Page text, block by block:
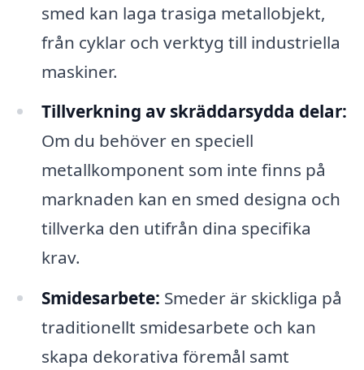
smed kan laga trasiga metallobjekt,
från cyklar och verktyg till industriella
maskiner.
Tillverkning av skräddarsydda delar:
Om du behöver en speciell
metallkomponent som inte finns på
marknaden kan en smed designa och
tillverka den utifrån dina specifika
krav.
Smidesarbete: Smeder är skickliga på
traditionellt smidesarbete och kan
skapa dekorativa föremål samt